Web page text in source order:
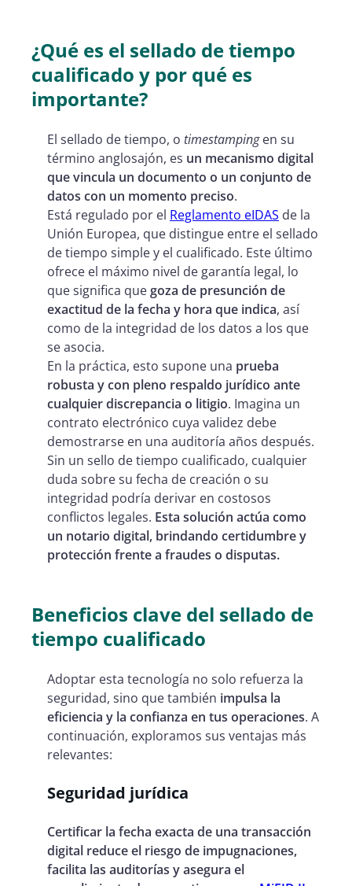
¿Qué es el sellado de tiempo
cualificado y por qué es
importante?
El sellado de tiempo, o timestampingen su
término anglosajón, es un mecanismo digital
que vincula un documento o un conjunto de
datos con un momento preciso.
Está regulado por el Reglamento eIDAS de la
Unión Europea, que distingue entre el sellado
de tiempo simple y el cualificado. Este último
ofrece el máximo nivel de garantía legal, lo
que significa quegoza de presunción de
exactitud de la fecha y hora que indica, así
como de la integridad de los datos a los que
se asocia.
En la práctica, esto supone una prueba
robusta y con pleno respaldo jurídico ante
cualquier discrepancia o litigio. Imagina un
contrato electrónico cuya validez debe
demostrarse en una auditoría años después.
Sin un sello de tiempo cualificado, cualquier
duda sobre su fecha de creación o su
integridad podría derivar en costosos
conflictos legales. Esta solución actúa como
un notario digital, brindando certidumbre y
protección frente a fraudes o disputas.
Beneficios clave del sellado de
tiempo cualificado
Adoptar esta tecnología no solo refuerza la
seguridad, sino que también impulsa la
eficiencia y la confianza en tus operaciones. A
continuación, exploramos sus ventajas más
relevantes:
Seguridad jurídica
Certificar la fecha exacta de una transacción
digital reduce el riesgo de impugnaciones,
facilita las auditorías y asegura el